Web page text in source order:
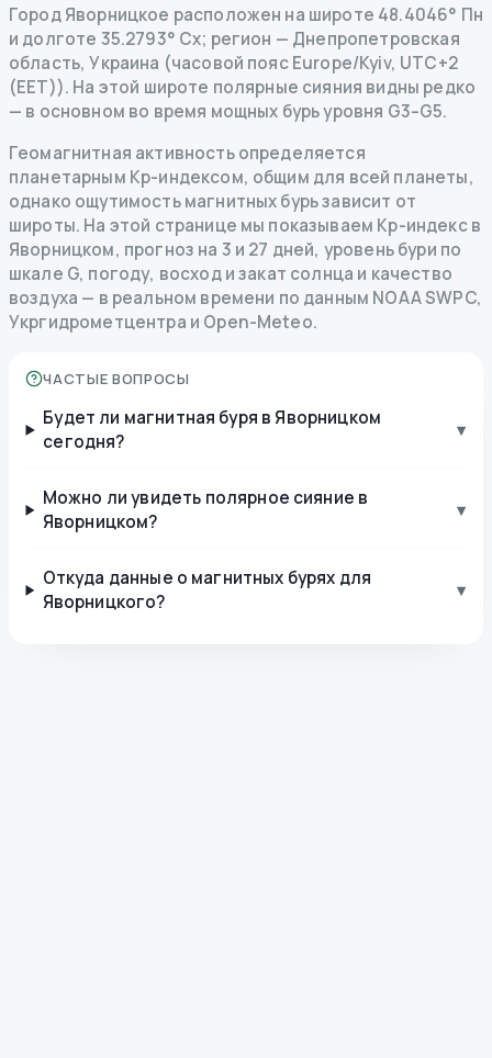
Город Яворницкое расположен на широте 48.4046° Пн
и долготе 35.2793° Сх; регион — Днепропетровская
область, Украина (часовой пояс Europe/Kyiv, UTC+2
(EET)). На этой широте полярные сияния видны редко
— в основном во время мощных бурь уровня G3–G5.
Геомагнитная активность определяется
планетарным Kp-индексом, общим для всей планеты,
однако ощутимость магнитных бурь зависит от
широты. На этой странице мы показываем Kp-индекс в
Яворницком, прогноз на 3 и 27 дней, уровень бури по
шкале G, погоду, восход и закат солнца и качество
воздуха — в реальном времени по данным NOAA SWPC,
Укргидрометцентра и Open-Meteo.
ЧАСТЫЕ ВОПРОСЫ
Будет ли магнитная буря в Яворницком
сегодня?
▾
Можно ли увидеть полярное сияние в
Яворницком?
▾
Откуда данные о магнитных бурях для
Яворницкого?
▾